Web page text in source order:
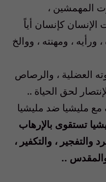
المهمشين ،
الإنسان كإنسان أياً
، ومهنته ، ووالخ
العضلية ، والرصاص
لحق الحياة ..
مع مليشيا ضد مليشيا
تستقوى بالإرهاب
والتفجير ، والتكفير ،
والمقدس ..